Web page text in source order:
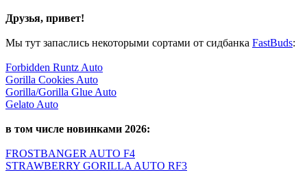
Друзья, привет!
Мы тут запаслись некоторыми сортами от сидбанка FastBuds:
Forbidden Runtz Auto
Gorilla Cookies Auto
Gorilla/Gorilla Glue Auto
Gelato Auto
в том числе новинками 2026:
FROSTBANGER AUTO F4
STRAWBERRY GORILLA AUTO RF3